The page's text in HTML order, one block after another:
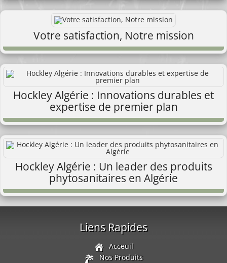
Votre satisfaction, Notre mission
Hockley Algérie : Innovations durables et
expertise de premier plan
Hockley Algérie : Un leader des produits
phytosanitaires en Algérie
Liens Rapides
Acceuil
Nos Produits